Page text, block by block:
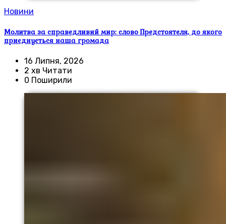
Новини
Молитва за справедливий мир: слово Предстоятеля, до якого
приєднується наша громада
16 Липня, 2026
2 хв Читати
0 Поширили